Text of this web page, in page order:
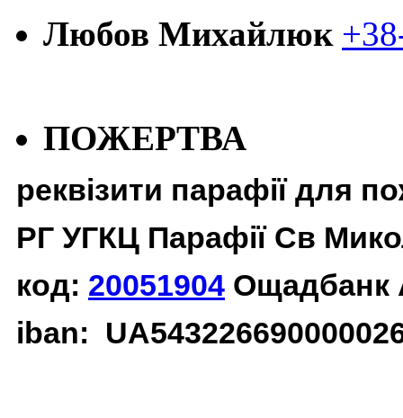
Любов Михайлюк
ПОЖЕРТВА
реквізити парафії для
РГ УГКЦ Парафії Св
код: 20051904 Ощадбанк
iban: